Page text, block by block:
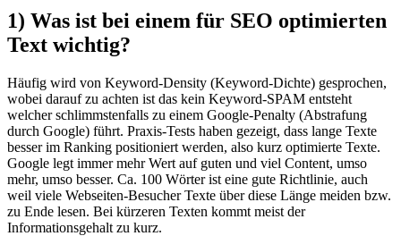
1) Was ist bei einem für SEO optimierten
Text wichtig?
Häufig wird von Keyword-Density (Keyword-Dichte) gesprochen,
wobei darauf zu achten ist das kein Keyword-SPAM entsteht
welcher schlimmstenfalls zu einem Google-Penalty (Abstrafung
durch Google) führt. Praxis-Tests haben gezeigt, dass lange Texte
besser im Ranking positioniert werden, also kurz optimierte Texte.
Google legt immer mehr Wert auf guten und viel Content, umso
mehr, umso besser. Ca. 100 Wörter ist eine gute Richtlinie, auch
weil viele Webseiten-Besucher Texte über diese Länge meiden bzw.
zu Ende lesen. Bei kürzeren Texten kommt meist der
Informationsgehalt zu kurz.